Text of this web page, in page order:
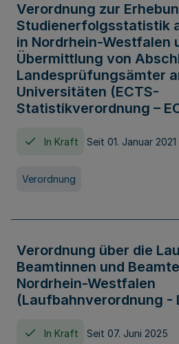
Verordnung zur
Studienerfolgsstatistik
in Nordrhein-Westfalen
Übermittlung von
Landesprüfungsämter
Universitäten (ECTS-
Statistikverordnung –
In Kraft Seit 01. Januar 2021
Verordnung
Verordnung über die
Beamtinnen und
Nordrhein-Westfalen
(Laufbahnverordnung -
In Kraft Seit 07. Juni 2025